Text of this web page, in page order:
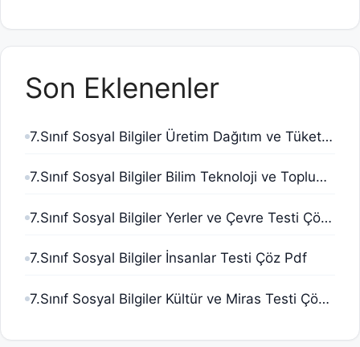
Son Eklenenler
7.Sınıf Sosyal Bilgiler Üretim Dağıtım ve Tüketim Testi Çöz Pdf
7.Sınıf Sosyal Bilgiler Bilim Teknoloji ve Toplum Testi Çöz Pdf
7.Sınıf Sosyal Bilgiler Yerler ve Çevre Testi Çöz Pdf
7.Sınıf Sosyal Bilgiler İnsanlar Testi Çöz Pdf
7.Sınıf Sosyal Bilgiler Kültür ve Miras Testi Çöz Pdf